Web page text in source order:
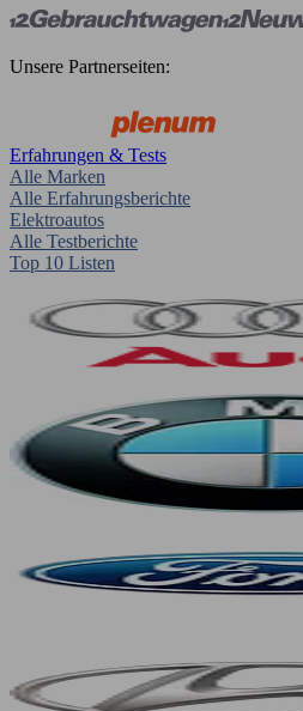
Unsere Partnerseiten:
Erfahrungen & Tests
Alle Marken
Alle Erfahrungsberichte
Elektroautos
Alle Testberichte
Top 10 Listen